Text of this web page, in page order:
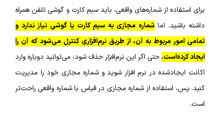
برای استفاده از شماره‌‌های واقعی، باید سیم کارت و گوشی تلفن همراه
داشته باشید. اماشماره مجازی به سیم کارت یا گوشی نیاز ندارد و
تمامی امور مربوط به آن، از طریق نرم‌افزاری کنترل می‌شود که آن را
ایجاد کرده‌است. حتی اگر این نرم‌‌افزار حذف شود، می‌توانید دوباره وارد
اکانت ایجادشده در نرم‌ افزار شوید و شماره مجازی خود را مدیریت
کنید. پس، استفاده از شماره مجازی در قیاس با شماره واقعی راحت‌تر
است.